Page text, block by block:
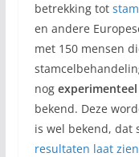
betrekking tot
en andere
met 150 mensen
nog experimenteel
bekend. Deze
is wel bekend, dat
resultaten laat